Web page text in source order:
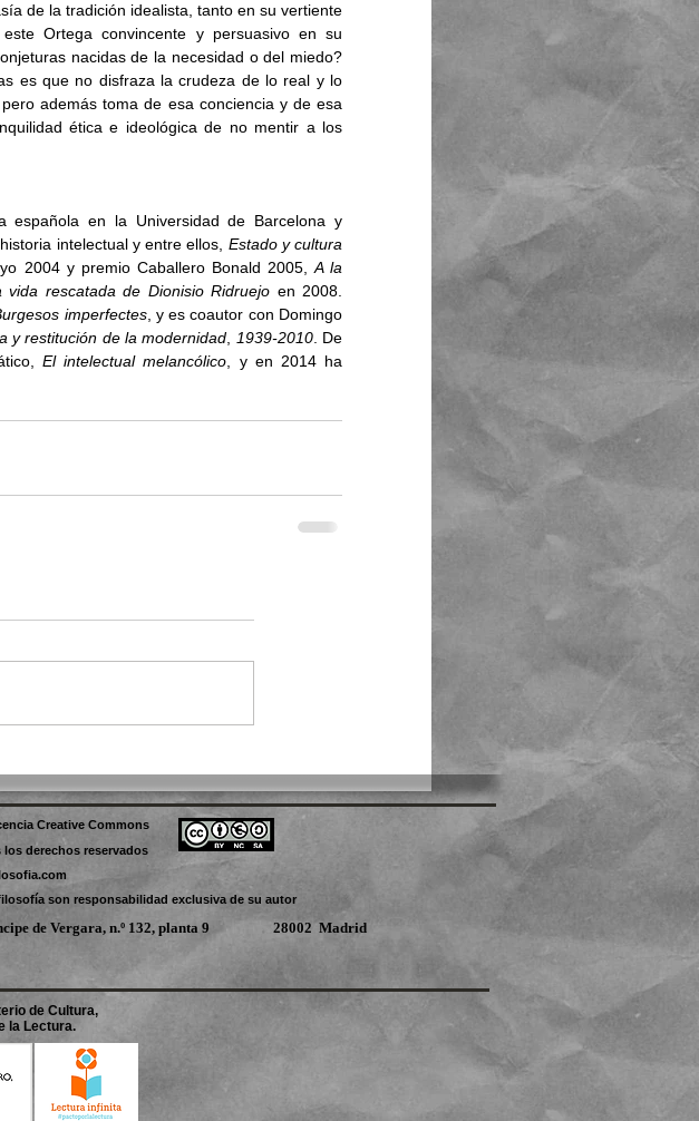
de la tradición idealista, tanto en su vertiente
Ortega convincente y persuasivo en su
nacidas de la necesidad o del miedo?
es que no disfraza la crudeza de lo real y lo
además toma de esa conciencia y de esa
ética e ideológica de no mentir a los
en la Universidad de Barcelona y
intelectual y entre ellos, Estado y cultura
2004 y premio Caballero Bonald 2005, A la
vida rescatada de Dionisio Ridruejo en 2008.
imperfectes, y es coautor con Domingo
y restitución de la modernidad, 1939-2010. De
El intelectual melancólico, y en 2014 ha
Creative Commons
derechos reservados
son responsabilidad exclusiva de su autor
de Vergara, n.º 132, planta 9 28002 Madrid
de Cultura,
la Lectura.